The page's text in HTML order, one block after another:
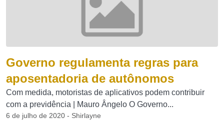
Governo regulamenta regras para
aposentadoria de autônomos
Com medida, motoristas de aplicativos podem contribuir
com a previdência | Mauro Ângelo O Governo...
6 de julho de 2020 - Shirlayne